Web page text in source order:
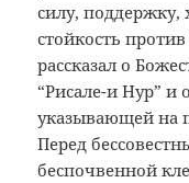
силу, поддержку,
стойкость
рассказал о
“Рисале-и Нур”
указывающей на
Перед
беспочвенной